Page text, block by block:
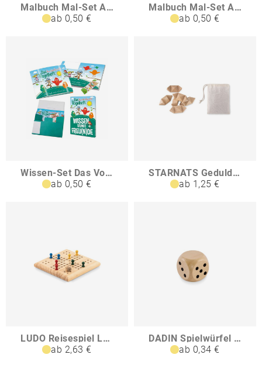
Malbuch Mal-Set A6 - Winter
ab 0,50 €
Malbuch Mal-Set A6 - Raiffeisenbanken
ab 0,50 €
Wissen-Set Das Vogelheft
ab 0,50 €
STARNATS Geduldsspiel
ab 1,25 €
LUDO Reisespiel Ludo
ab 2,63 €
DADIN Spielwürfel Schima-Holz Ø 3cm
ab 0,34 €